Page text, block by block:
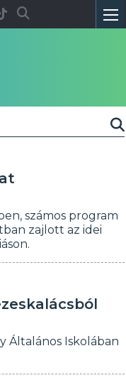
számos program
zajlott az idei
Általános Iskolában